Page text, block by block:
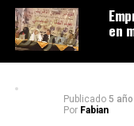
en
Publicado 5
Por Fabian